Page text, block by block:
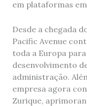
em plataformas
Desde a chegada
Pacific Avenue
toda a Europa para
desenvolvimento
administração.
empresa agora
Zurique,